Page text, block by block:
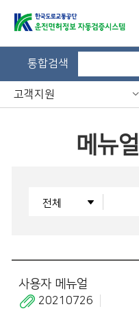
통합검색
고객지원
메뉴
사용자 메뉴얼
20210726